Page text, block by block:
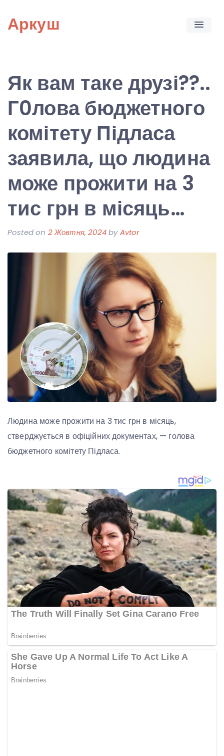
content
Аркуш
Як вам таке друзі??..
Г0лова бюджетного
комітету Підласа
заявила, що людина
може прожити на 3
тис грн в місяць…
Posted on 2 Жовтня, 2024byAvtor
Людина може прожити на 3 тис грн в місяць,
стверджується в офіційних документах, — голова
бюджетного комітету Підласа.